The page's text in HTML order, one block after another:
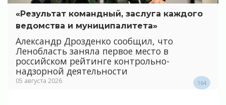
«Результат командный, заслуга каждого
ведомства и муниципалитета»
Александр Дрозденко сообщил, что
Ленобласть заняла первое место в
российском рейтинге контрольно-
надзорной деятельности
05 августа 2026 164